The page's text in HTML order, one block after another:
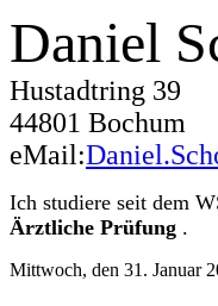
Daniel
Hustadtring 39
44801 Bochum
eMail:
Ich studiere seit dem
Ärztliche Prüfung .
Mittwoch, den 31. Januar